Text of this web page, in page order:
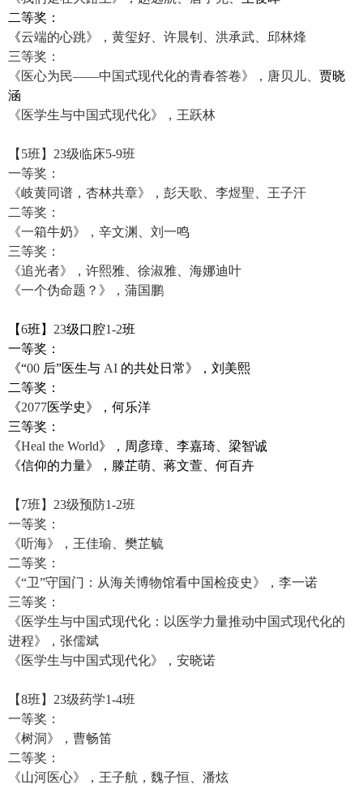
二等奖：
《云端的心跳》，黄玺好、许晨钊、洪承武、邱林烽
三等奖：
《医心为民——中国式现代化的青春答卷》，唐贝儿、 贾晓
涵
《医学生与中国式现代化》，王跃林
【 5班】 23级临床5-9班
一等奖：
《岐黄同谱，杏林共章》，彭天歌、李煜聖、王子汗
二等奖：
《一箱牛奶》，辛文渊、刘一鸣
三等奖：
《追光者》，许熙雅、徐淑雅、海娜迪叶
《一个伪命题？》，蒲国鹏
【6班】 23级口腔1-2班
一等奖：
《“00 后”医生与 AI 的共处日常》，刘美熙
二等奖：
《2077医学史》，何乐洋
三等奖：
《Heal the World》，周彦璋、李嘉琦、梁智诚
《信仰的力量》，滕芷萌、蒋文萱、何百卉
【 7班】 23级预防1-2班
一等奖：
《听海》， 王佳瑜、樊芷毓
二等奖：
《“卫”守国门：从海关博物馆看中国检疫史》，李一诺
三等奖：
《医学生与中国式现代化：以医学力量推动中国式现代化的
进程》，张儒斌
《医学生与中国式现代化》，安晓诺
【8班】 23级药学1-4班
一等奖：
《树洞》，曹畅笛
二等奖：
《山河医心》，王子航，魏子恒、潘炫